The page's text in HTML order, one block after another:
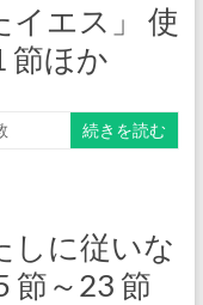
イエス」 使
節ほか
続きを読む
しに従いな
節～23 節